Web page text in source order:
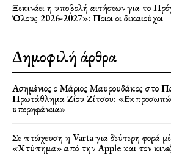
Ξεκινάει η υποβολή αιτήσεων για το
Όλους 2026-2027»: Ποιοι οι δικαιούχοι
Δημοφιλή άρθρα
Ασημένιος ο Μάριος Μαυρουδάκος στο
Πρωτάθλημα Ζίου Ζίτσου:
υπερηφάνεια»
Σε πτώχευση η Varta για δεύτερη φορά
«Χτύπημα» από την Apple και τον